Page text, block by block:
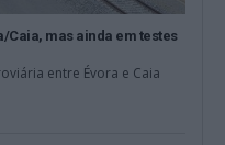
Caia, mas ainda em testes
entre Évora e Caia